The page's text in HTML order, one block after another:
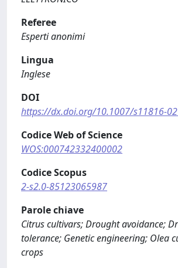
Referee
Esperti anonimi
Lingua
Inglese
DOI
https://dx.doi.org/10.1007/s11816-
Codice Web of Science
WOS:000742332400002
Codice Scopus
2-s2.0-85123065987
Parole chiave
Citrus cultivars; Drought avoidance;
tolerance; Genetic engineering; Olea
crops